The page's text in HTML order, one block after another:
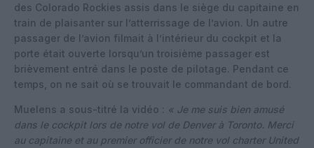
des Colorado Rockies assis dans le siège du capitaine en
train de plaisanter sur l’atterrissage de l’avion. Un autre
passager de l’avion filmait à l’intérieur du cockpit et la
porte était ouverte lorsqu’un troisième passager est
brièvement entré dans le poste de pilotage. Pendant ce
temps, on ne sait où se trouvait le commandant de bord.
Muelens a sous-titré la vidéo : « Je me suis bien amusé
dans le cockpit lors de notre vol de Denver à Toronto. Merci
au capitaine et au premier officier de notre vol charter United